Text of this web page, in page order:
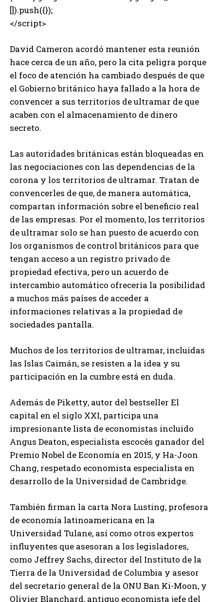
[]).push({});
</script>
David Cameron acordó mantener esta reunión
hace cerca de un año, pero la cita peligra porque
el foco de atención ha cambiado después de que
el Gobierno británico haya fallado a la hora de
convencer a sus territorios de ultramar de que
acaben con el almacenamiento de dinero
secreto.
Las autoridades británicas están bloqueadas en
las negociaciones con las dependencias de la
corona y los territorios de ultramar. Tratan de
convencerles de que, de manera automática,
compartan información sobre el beneficio real
de las empresas. Por el momento, los territorios
de ultramar solo se han puesto de acuerdo con
los organismos de control británicos para que
tengan acceso a un registro privado de
propiedad efectiva, pero un acuerdo de
intercambio automático ofrecería la posibilidad
a muchos más países de acceder a
informaciones relativas a la propiedad de
sociedades pantalla.
Muchos de los territorios de ultramar, incluidas
las Islas Caimán, se resisten a la idea y su
participación en la cumbre está en duda.
Además de Piketty, autor del bestseller El
capital en el siglo XXI, participa una
impresionante lista de economistas incluido
Angus Deaton, especialista escocés ganador del
Premio Nobel de Economía en 2015, y Ha-Joon
Chang, respetado economista especialista en
desarrollo de la Universidad de Cambridge.
También firman la carta Nora Lusting, profesora
de economía latinoamericana en la
Universidad Tulane, así como otros expertos
influyentes que asesoran a los legisladores,
como Jeffrey Sachs, director del Instituto de la
Tierra de la Universidad de Columbia y asesor
del secretario general de la ONU Ban Ki-Moon, y
Olivier Blanchard, antiguo economista jefe del